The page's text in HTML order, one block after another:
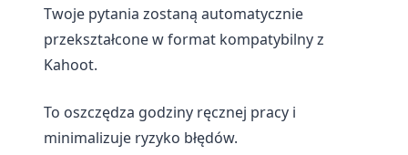
Twoje pytania zostaną automatycznie
przekształcone w format kompatybilny z
Kahoot.
To oszczędza godziny ręcznej pracy i
minimalizuje ryzyko błędów.